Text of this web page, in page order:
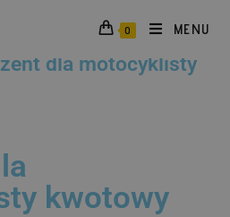
0 MENU
dla motocyklisty
kwotowy